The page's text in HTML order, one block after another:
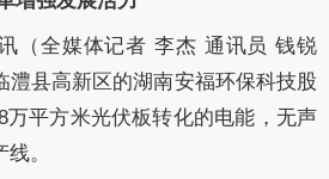
（全媒体记者 李杰 通讯员 钱锐
澧县高新区的湖南安福环保科技股
万平方米光伏板转化的电能，无声
。